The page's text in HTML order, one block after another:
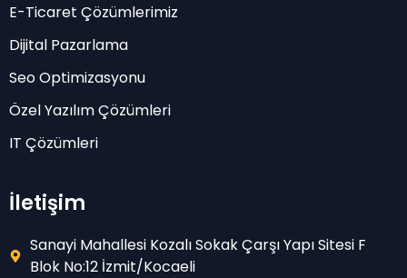
E-Ticaret Çözümlerimiz
Dijital Pazarlama
Seo Optimizasyonu
Özel Yazılım Çözümleri
IT Çözümleri
İletişim
Sanayi Mahallesi Kozalı Sokak Çarşı Yapı Sitesi F
Blok No:12 İzmit/Kocaeli